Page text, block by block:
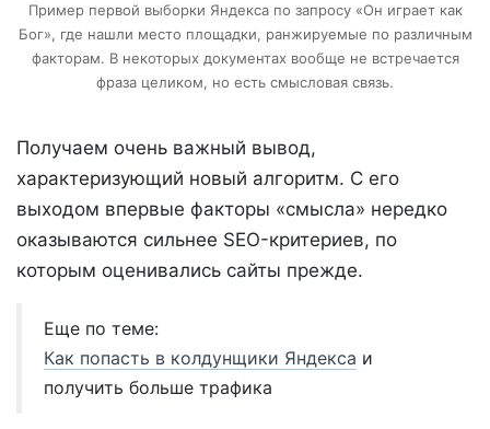
Пример первой выборки Яндекса по запросу «Он играет как
Бог», где нашли место площадки, ранжируемые по различным
факторам. В некоторых документах вообще не встречается
фраза целиком, но есть смысловая связь.
Получаем очень важный вывод,
характеризующий новый алгоритм. С его
выходом впервые факторы «смысла» нередко
оказываются сильнее SEO-критериев, по
которым оценивались сайты прежде.
Еще по теме:
Как попасть в колдунщики Яндекса и
получить больше трафика